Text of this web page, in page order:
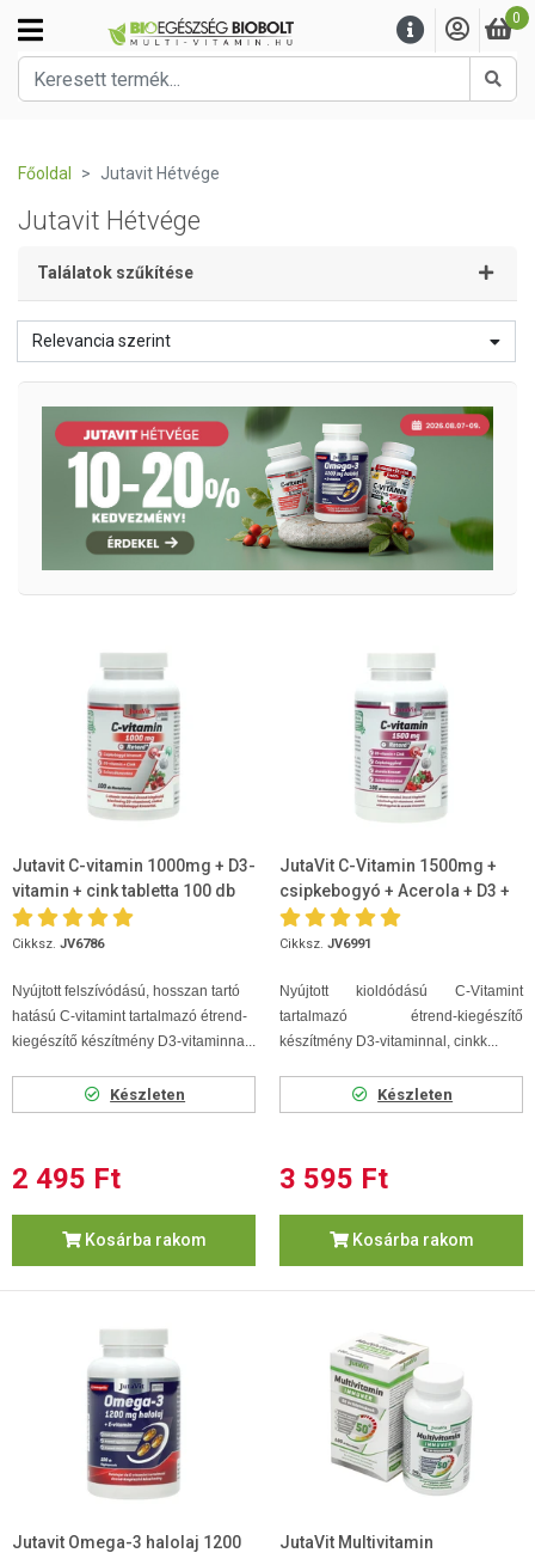
0
Főoldal Jutavit Hétvége
Jutavit Hétvége
Találatok szűkítése
Relevancia szerint
Jutavit C-vitamin 1000mg + D3-
vitamin + cink tabletta 100 db
Cikksz. JV6786
Nyújtott felszívódású, hosszan tartó
hatású C-vitamint tartalmazó étrend-
kiegészítő készítmény D3-vitaminna...
Készleten
2 495 Ft
Kosárba rakom
JutaVit C-Vitamin 1500mg +
csipkebogyó + Acerola + D3 +
Cink 100db
Cikksz. JV6991
Nyújtott kioldódású C-Vitamint
tartalmazó étrend-kiegészítő
készítmény D3-vitaminnal, cinkk...
Készleten
3 595 Ft
Kosárba rakom
Jutavit Omega-3 halolaj 1200
JutaVit Multivitamin